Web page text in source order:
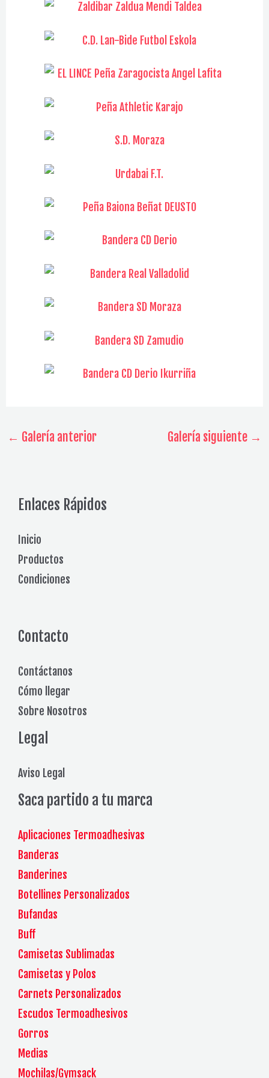
Navegación
← Galería anterior Galería siguiente →
Enlaces Rápidos
Inicio
Productos
Condiciones
Contacto
Contáctanos
Cómo llegar
Sobre Nosotros
Legal
Aviso Legal
Saca partido a tu marca
Aplicaciones Termoadhesivas
Banderas
Banderines
Botellines Personalizados
Bufandas
Buff
Camisetas Sublimadas
Camisetas y Polos
Carnets Personalizados
Escudos Termoadhesivos
Gorros
Medias
Mochilas/Gymsack